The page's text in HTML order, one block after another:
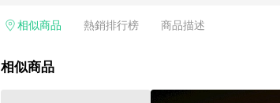
相似商品 熱銷排行榜 商品描述
相似商品